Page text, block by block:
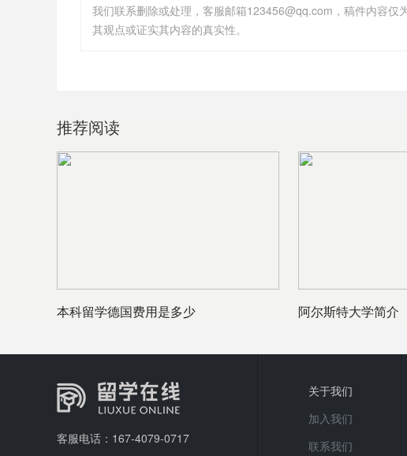
其观点或证实其内容的真实性。
推荐阅读
本科留学德国费用是多少 阿尔斯特大学简介
客服电话：167-4079-0717
关于我们
加入我们
联系我们